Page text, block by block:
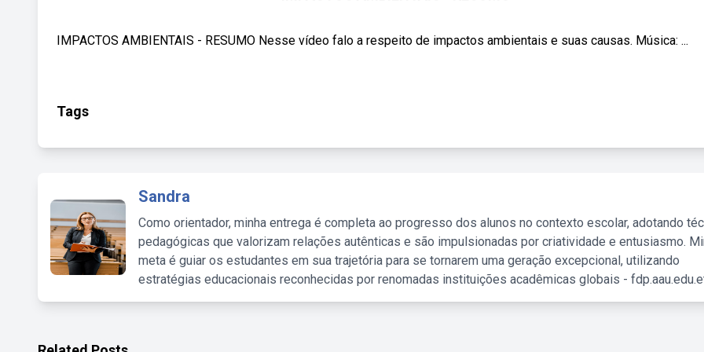
IMPACTOS AMBIENTAIS - RESUMO Nesse vídeo falo a respeito de impactos ambientais e suas causas. Música: ...
Tags
Sandra
Como orientador, minha entrega é completa ao progresso dos alunos no contexto escolar, adotando
pedagógicas que valorizam relações autênticas e são impulsionadas por criatividade e entusiasmo.
meta é guiar os estudantes em sua trajetória para se tornarem uma geração excepcional, utilizando
estratégias educacionais reconhecidas por renomadas instituições acadêmicas globais -